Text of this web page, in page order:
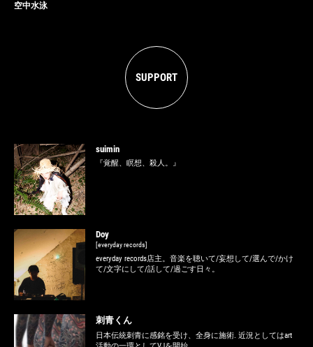
空中水泳
SUPPORT
suimin
『覚醒、瞑想、殺人。』
Doy
[everyday records]
everyday records店主。音楽を聴いて/妄想して/選んで/かけ
て/文字にして/話して/過ごす日々。
刺青くん
日本伝統刺青に感銘を受け、全身に施術. 近況としてはart